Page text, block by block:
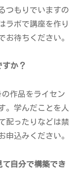
つもりでいますの
ラボで講座を作り
お待ちください。
か？
作品をライセン
。学んだことを人
配ったりなどは禁
申込みください。
自分で構築でき